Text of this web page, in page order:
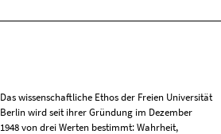
Das wissenschaftliche Ethos der Freien Universität
Berlin wird seit ihrer Gründung im Dezember
1948 von drei Werten bestimmt: Wahrheit,